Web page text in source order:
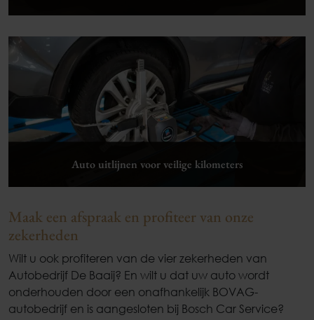
Lees verder
Auto uitlijnen voor veilige kilometers
Maak een afspraak en profiteer van onze
zekerheden
Wilt u ook profiteren van de vier zekerheden van
Autobedrijf De Baaij? En wilt u dat uw auto wordt
onderhouden door een onafhankelijk BOVAG-
autobedrijf en is aangesloten bij Bosch Car Service?